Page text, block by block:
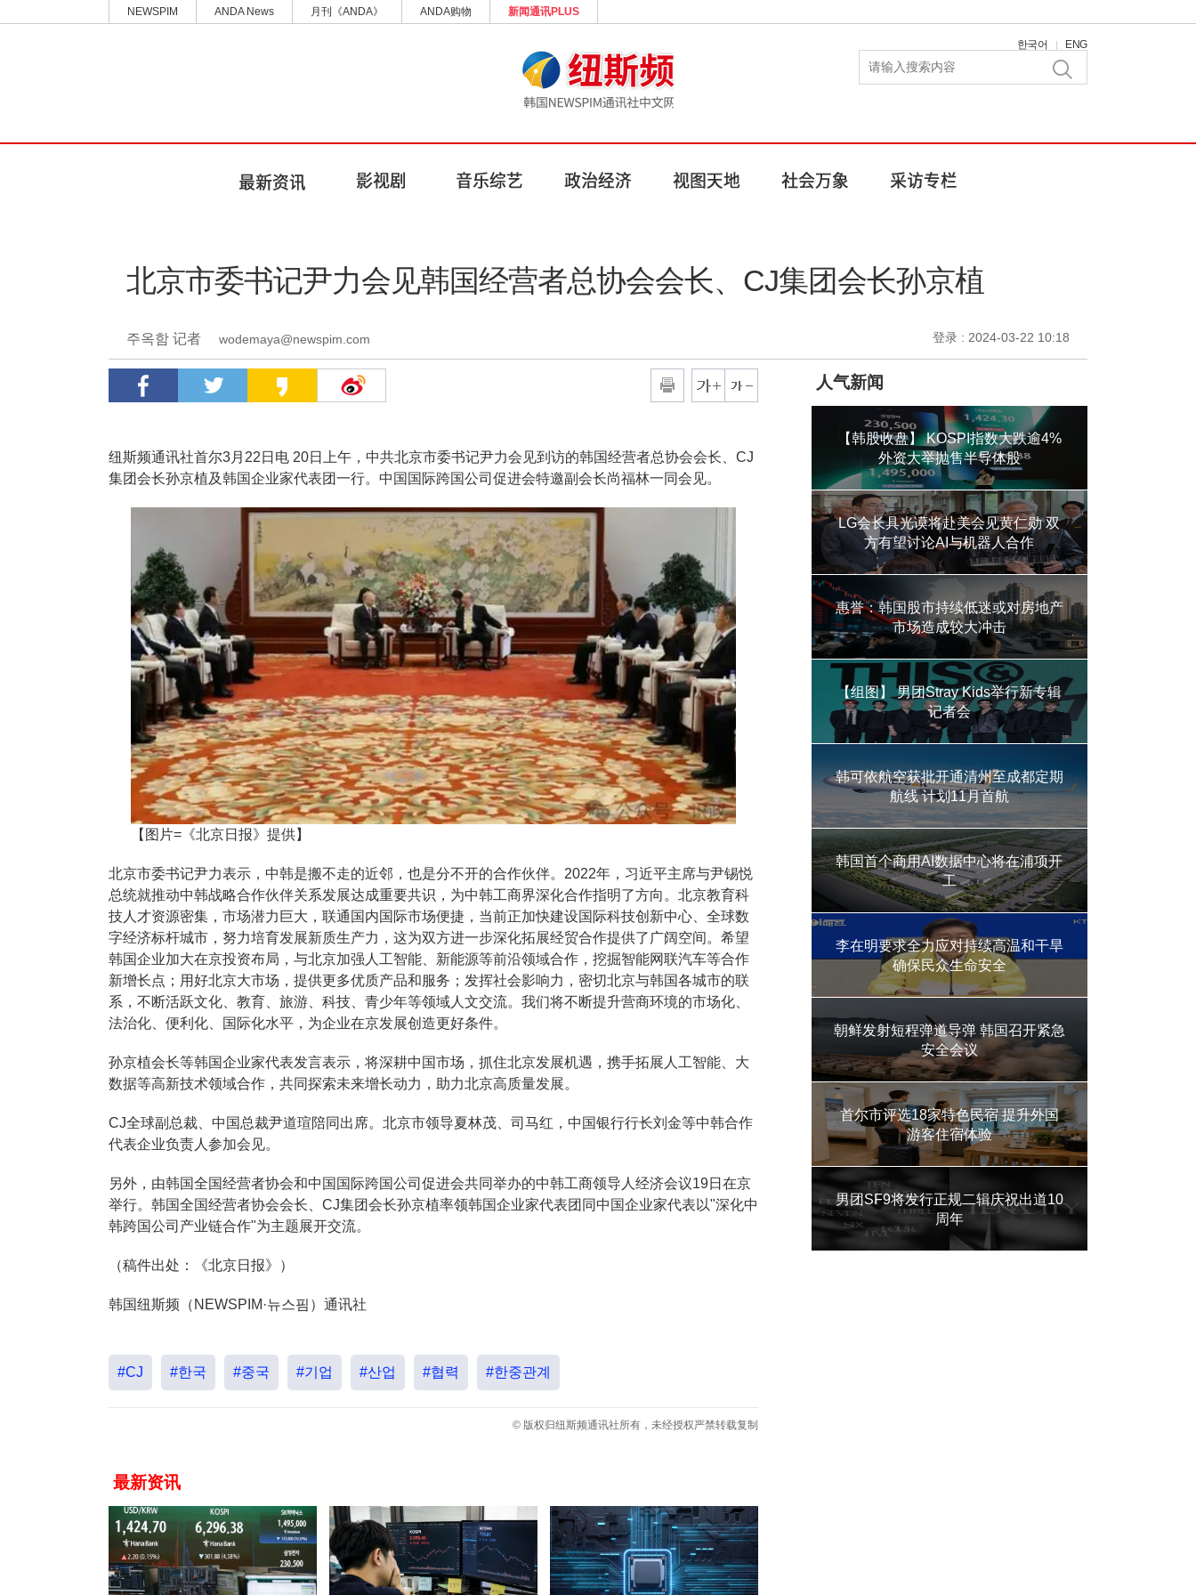
NEWSPIM ANDA News 月刊《ANDA》 ANDA购物 新闻通讯PLUS
한국어 | ENG
北京市委书记尹力会见韩国经营者总协会会长、CJ集团会长孙京植
주옥함 记者 wodemaya@newspim.com 登录 : 2024-03-22 10:18
纽斯频通讯社首尔3月22日电 20日上午，中共北京市委书记尹力会见到访的韩国经营者总协会会长、CJ
集团会长孙京植及韩国企业家代表团一行。中国国际跨国公司促进会特邀副会长尚福林一同会见。
【图片=《北京日报》提供】
北京市委书记尹力表示，中韩是搬不走的近邻，也是分不开的合作伙伴。2022年，习近平主席与尹锡悦
总统就推动中韩战略合作伙伴关系发展达成重要共识，为中韩工商界深化合作指明了方向。北京教育科
技人才资源密集，市场潜力巨大，联通国内国际市场便捷，当前正加快建设国际科技创新中心、全球数
字经济标杆城市，努力培育发展新质生产力，这为双方进一步深化拓展经贸合作提供了广阔空间。希望
韩国企业加大在京投资布局，与北京加强人工智能、新能源等前沿领域合作，挖掘智能网联汽车等合作
新增长点；用好北京大市场，提供更多优质产品和服务；发挥社会影响力，密切北京与韩国各城市的联
系，不断活跃文化、教育、旅游、科技、青少年等领域人文交流。我们将不断提升营商环境的市场化、
法治化、便利化、国际化水平，为企业在京发展创造更好条件。
孙京植会长等韩国企业家代表发言表示，将深耕中国市场，抓住北京发展机遇，携手拓展人工智能、大
数据等高新技术领域合作，共同探索未来增长动力，助力北京高质量发展。
CJ全球副总裁、中国总裁尹道瑄陪同出席。北京市领导夏林茂、司马红，中国银行行长刘金等中韩合作
代表企业负责人参加会见。
另外，由韩国全国经营者协会和中国国际跨国公司促进会共同举办的中韩工商领导人经济会议19日在京
举行。韩国全国经营者协会会长、CJ集团会长孙京植率领韩国企业家代表团同中国企业家代表以"深化中
韩跨国公司产业链合作"为主题展开交流。
（稿件出处：《北京日报》）
韩国纽斯频（NEWSPIM·뉴스핌）通讯社
#CJ #한국 #중국 #기업 #산업 #협력 #한중관계
© 版权归纽斯频通讯社所有，未经授权严禁转载复制
最新资讯
人气新闻
【韩股收盘】 KOSPI指数大跌逾4%
外资大举抛售半导体股
LG会长具光谟将赴美会见黄仁勋 双
方有望讨论AI与机器人合作
惠誉：韩国股市持续低迷或对房地产
市场造成较大冲击
【组图】 男团Stray Kids举行新专辑
记者会
韩可依航空获批开通清州至成都定期
航线 计划11月首航
韩国首个商用AI数据中心将在浦项开
工
李在明要求全力应对持续高温和干旱
确保民众生命安全
朝鲜发射短程弹道导弹 韩国召开紧急
安全会议
首尔市评选18家特色民宿 提升外国
游客住宿体验
男团SF9将发行正规二辑庆祝出道10
周年